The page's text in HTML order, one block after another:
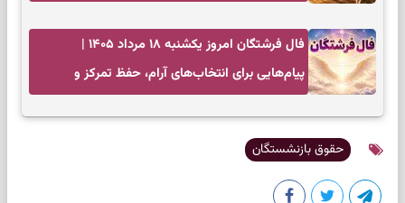
فال فرشتگان امروز یکشنبه ۱۸ مرداد ۱۴۰۵ |
پیام‌هایی برای انتخاب‌های آرام، حفظ تمرکز و
حقوق بازنشستگان